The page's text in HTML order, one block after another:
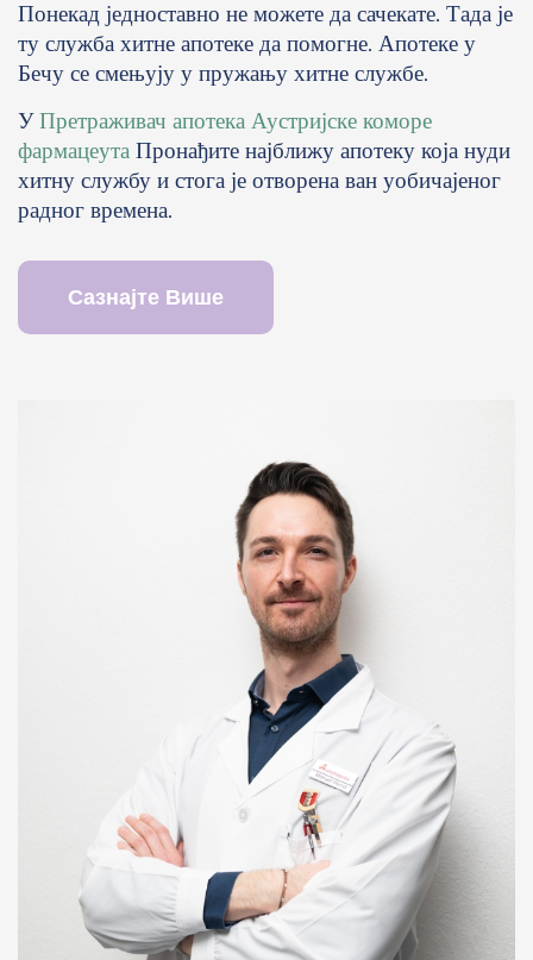
Понекад једноставно не можете да сачекате. Тада је
ту служба хитне апотеке да помогне. Апотеке у
Бечу се смењују у пружању хитне службе.
УПретраживач апотека Аустријске коморе
фармацеута Пронађите најближу апотеку која нуди
хитну службу и стога је отворена ван уобичајеног
радног времена.
Сазнајте Више